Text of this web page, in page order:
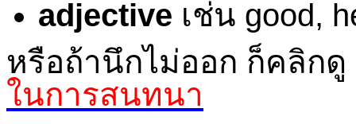
adjective เช่น good,
หรือถ้านึกไม่ออก ก็คลิ
ในการสนทนา